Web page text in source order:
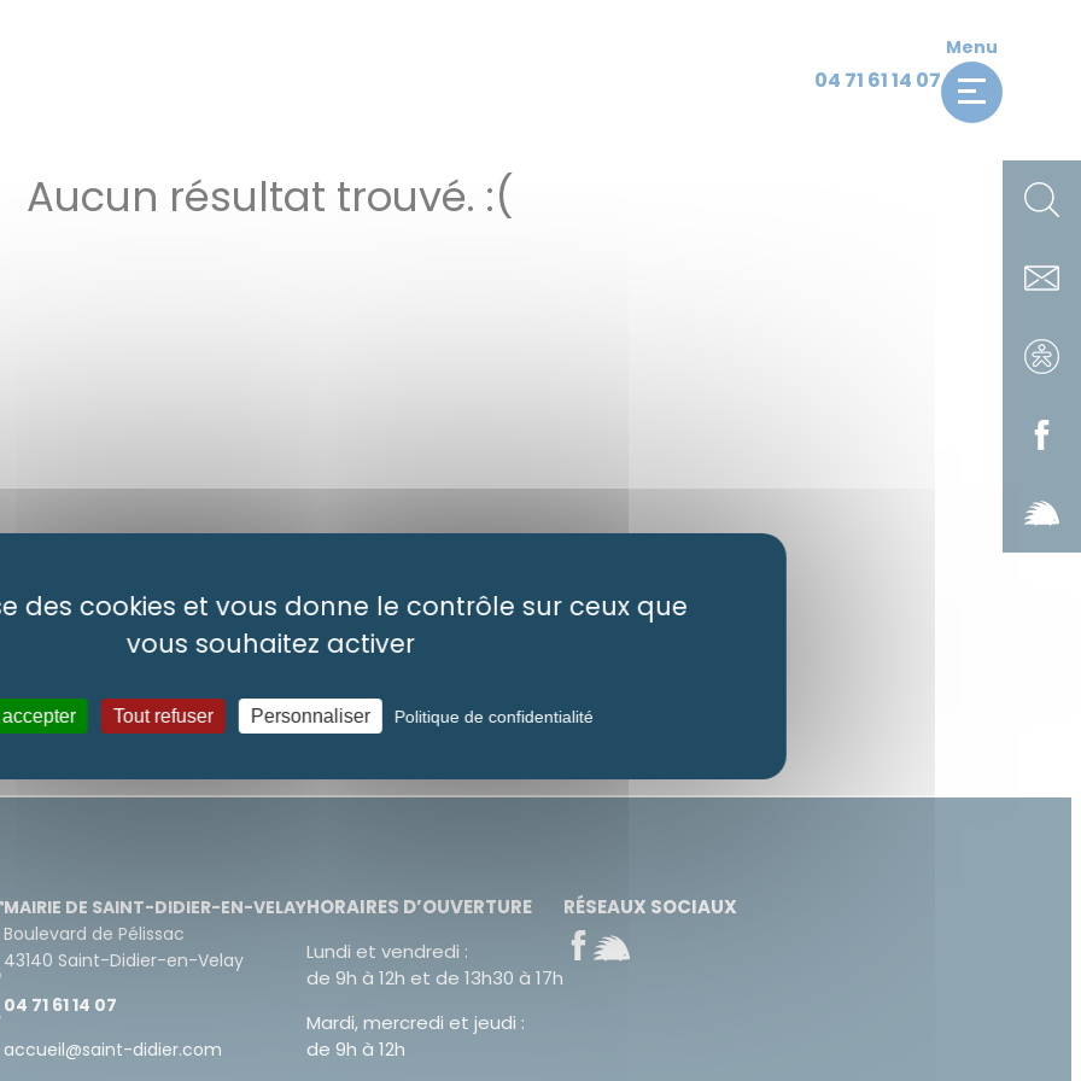
04 71 61 14 07
Menu
Aucun résultat trouvé. :(
MAIRIE DE SAINT-DIDIER-EN-VELAY
Boulevard de Pélissac
43140 Saint-Didier-en-Velay
04 71 61 14 07
accueil@saint-didier.com
HORAIRES D’OUVERTURE
Lundi et vendredi :
de 9h à 12h et de 13h30 à 17h
Mardi, mercredi et jeudi :
de 9h à 12h
RÉSEAUX SOCIAUX
des cookies et vous donne le contrôle sur ceux que
vous souhaitez activer
Tout refuser Personnaliser Politique de confidentialité